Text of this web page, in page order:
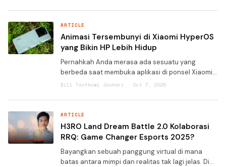
tersebar luas di grup-g
ARTICLE
Animasi Tersembunyi di Xiaomi HyperOS
yang Bikin HP Lebih Hidup
Pernahkah Anda merasa ada sesuatu yang
berbeda saat membuka aplikasi di ponsel Xiaomi
terbaru? Bukan sekadar transisi biasa, melainkan
ikon di layar. Sensas
Bill Tanthowi Jauhari · Oct 7, 2025
ARTICLE
H3RO Land Dream Battle 2.0 Kolaborasi
RRQ: Game Changer Esports 2025?
Bayangkan sebuah panggung virtual di mana
batas antara mimpi dan realitas tak lagi jelas. Di